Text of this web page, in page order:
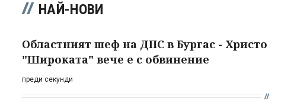
НАЙ-НОВИ
Областният шеф на ДПС в Бургас - Христо
"Широката" вече е с обвинение
преди секунди